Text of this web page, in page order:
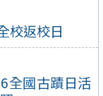
校返校日
全國古蹟日活